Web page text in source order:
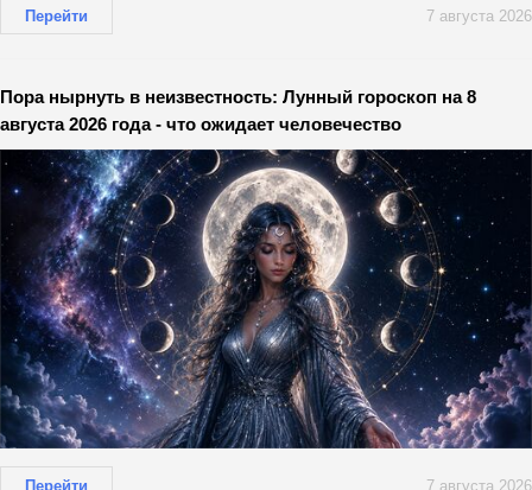
Перейти 7 августа 2026
Пора нырнуть в неизвестность: Лунный гороскоп на 8
августа 2026 года - что ожидает человечество
Перейти 7 августа 2026